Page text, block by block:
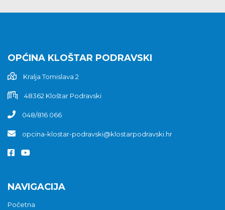
OPĆINA KLOŠTAR PODRAVSKI
Kralja Tomislava 2
48362 Kloštar Podravski
048/816 066
opcina-klostar-podravski@klostarpodravski.hr
NAVIGACIJA
Početna